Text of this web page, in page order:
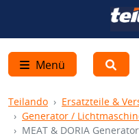
Menü
Teilando Ersatzteile &
Generator /
MEAT & DORIA